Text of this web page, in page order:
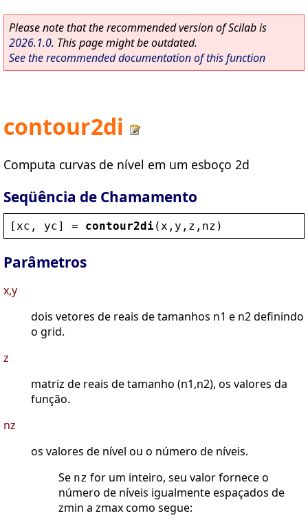
Please note that the recommended version of Scilab is
2026.1.0. This page might be outdated.
See the recommended documentation of this function
contour2di
Computa curvas de nível em um esboço 2d
Seqüência de Chamamento
[ xc , yc] = contour2di( x , y , z , nz )
Parâmetros
x,y
dois vetores de reais de tamanhos n1 e n2 definindo
o grid.
z
matriz de reais de tamanho (n1,n2), os valores da
função.
nz
os valores de nível ou o número de níveis.
Se nz for um inteiro, seu valor fornece o
número de níveis igualmente espaçados de
zmin a zmax como segue: